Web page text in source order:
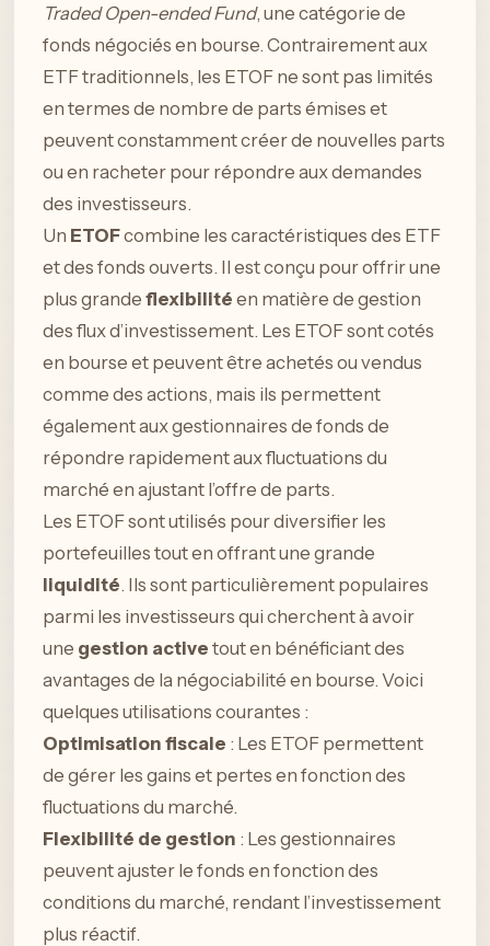
Traded Open-ended Fund, une catégorie de
fonds négociés en bourse. Contrairement aux
ETF traditionnels, les ETOF ne sont pas limités
en termes de nombre de parts émises et
peuvent constamment créer de nouvelles parts
ou en racheter pour répondre aux demandes
des investisseurs.
Un ETOFcombine les caractéristiques des ETF
et des fonds ouverts. Il est conçu pour offrir une
plus grande flexibilité en matière de gestion
des flux d’investissement. Les ETOF sont cotés
en bourse et peuvent être achetés ou vendus
comme des actions, mais ils permettent
également aux gestionnaires de fonds de
répondre rapidement aux fluctuations du
marché en ajustant l’offre de parts.
Les ETOF sont utilisés pour diversifier les
portefeuilles tout en offrant une grande
liquidité. Ils sont particulièrement populaires
parmi les investisseurs qui cherchent à avoir
une gestion active tout en bénéficiant des
avantages de la négociabilité en bourse. Voici
quelques utilisations courantes :
Optimisation fiscale : Les ETOF permettent
de gérer les gains et pertes en fonction des
fluctuations du marché.
Flexibilité de gestion : Les gestionnaires
peuvent ajuster le fonds en fonction des
conditions du marché, rendant l’investissement
plus réactif.